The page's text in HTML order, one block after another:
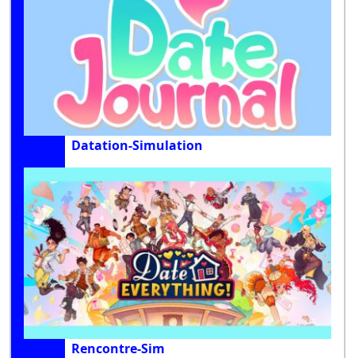
Datation-Simulation
Rencontre-Sim